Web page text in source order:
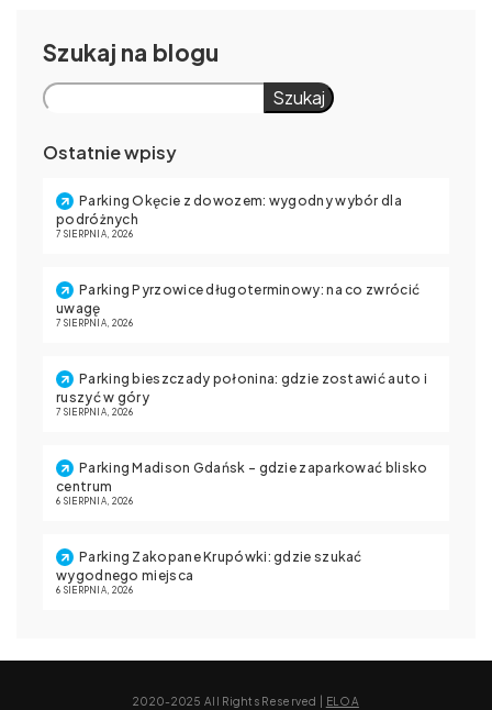
Szukaj
Szukaj
Ostatnie wpisy
Parking Okęcie z dowozem: wygodny wybór dla
podróżnych
7 SIERPNIA, 2026
Parking Pyrzowice długoterminowy: na co zwrócić
uwagę
7 SIERPNIA, 2026
Parking bieszczady połonina: gdzie zostawić auto i
ruszyć w góry
7 SIERPNIA, 2026
Parking Madison Gdańsk – gdzie zaparkować blisko
centrum
6 SIERPNIA, 2026
Parking Zakopane Krupówki: gdzie szukać
wygodnego miejsca
6 SIERPNIA, 2026
2020-2025 All Rights Reserved | ELOA